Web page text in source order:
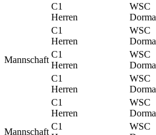
C1
Herren
WSC
C1
Herren
WSC
Mannschaft
C1
Herren
WSC
C1
Herren
WSC
C1
Herren
WSC
Mannschaft
C1
WSC